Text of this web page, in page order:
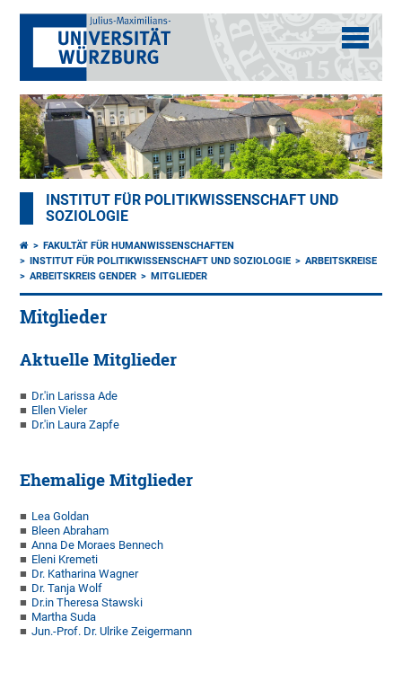
INSTITUT FÜR POLITIKWISSENSCHAFT UND
SOZIOLOGIE
FAKULTÄT FÜR HUMANWISSENSCHAFTEN
INSTITUT FÜR POLITIKWISSENSCHAFT UND SOZIOLOGIE
ARBEITSKREISE
ARBEITSKREIS GENDER
MITGLIEDER
Mitglieder
Aktuelle Mitglieder
Dr.'in Larissa Ade
Ellen Vieler
Dr.'in Laura Zapfe
Ehemalige Mitglieder
Lea Goldan
Bleen Abraham
Anna De Moraes Bennech
Eleni Kremeti
Dr. Katharina Wagner
Dr. Tanja Wolf
Dr.in Theresa Stawski
Martha Suda
Jun.-Prof. Dr. Ulrike Zeigermann